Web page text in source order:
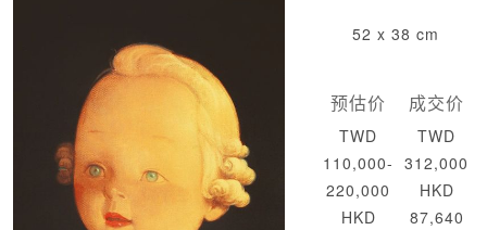
52 x 38 cm
预估价
TWD
110,000-
220,000
HKD
成交价
TWD
312,000
HKD
87,640